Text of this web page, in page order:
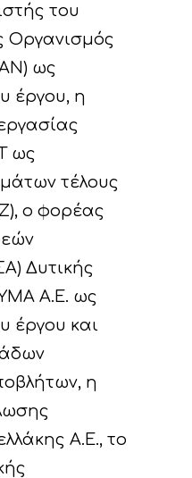
του
Οργανισμός
ως
έργου, η
ως
τέλους
ο φορέας
Δυτικής
Α.Ε. ως
έργου και
η
Α.Ε., το